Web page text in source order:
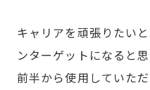
キャリアを頑張りたい
ンターゲットになると
前半から使用していた